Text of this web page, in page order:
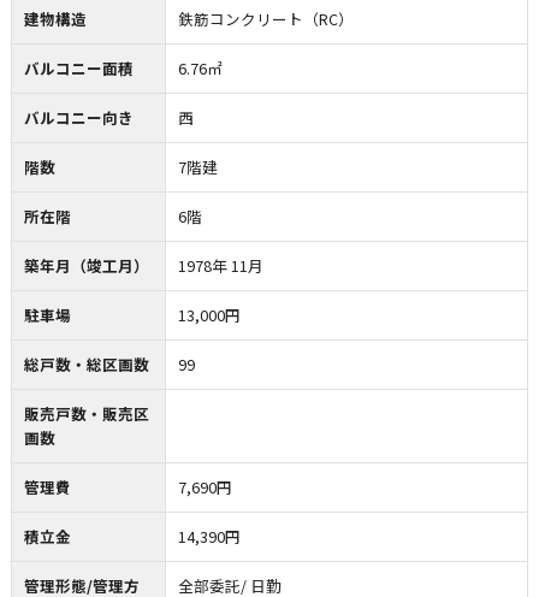
建物構造 鉄筋コンクリート（RC）
バルコニー面積 6.76㎡
バルコニー向き 西
階数 7階建
所在階 6階
築年月（竣工月） 1978年 11月
駐車場 13,000円
総戸数・総区画数 99
販売戸数・販売区
画数
管理費 7,690円
積立金 14,390円
管理形態/管理方 全部委託/ 日勤